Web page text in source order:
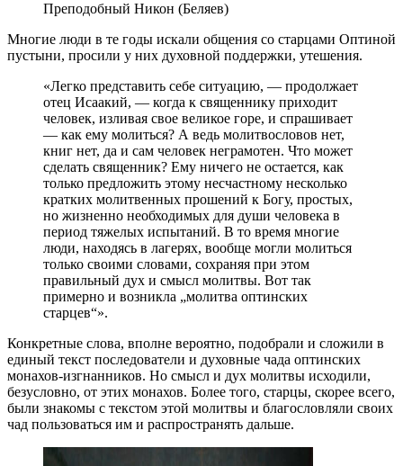
Преподобный Никон (Беляев)
Многие люди в те годы искали общения со старцами Оптиной
пустыни, просили у них духовной поддержки, утешения.
«Легко представить себе ситуацию, — продолжает
отец Исаакий, — когда к священнику приходит
человек, изливая свое великое горе, и спрашивает
— как ему молиться? А ведь молитвословов нет,
книг нет, да и сам человек неграмотен. Что может
сделать священник? Ему ничего не остается, как
только предложить этому несчастному несколько
кратких молитвенных прошений к Богу, простых,
но жизненно необходимых для души человека в
период тяжелых испытаний. В то время многие
люди, находясь в лагерях, вообще могли молиться
только своими словами, сохраняя при этом
правильный дух и смысл молитвы. Вот так
примерно и возникла „молитва оптинских
старцев“».
Конкретные слова, вполне вероятно, подобрали и сложили в
единый текст последователи и духовные чада оптинских
монахов-изгнанников. Но смысл и дух молитвы исходили,
безусловно, от этих монахов. Более того, старцы, скорее всего,
были знакомы с текстом этой молитвы и благословляли своих
чад пользоваться им и распространять дальше.